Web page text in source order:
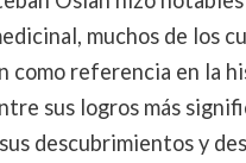
muchos de los
como referencia en la
sus logros más
descubrimientos y